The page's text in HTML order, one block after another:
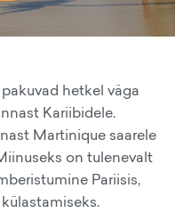
hetkel väga
Kariibidele.
Martinique saarele
on tulenevalt
Pariisis,